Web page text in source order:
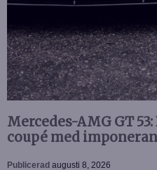
Mercedes-AMG GT
coupé med
Publicerad augusti 8, 2026